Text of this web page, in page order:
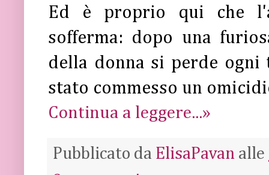
Ed è proprio qui che
sofferma: dopo una
della donna si perde ogni
stato commesso un
Continua a leggere...»
Pubblicato da ElisaPavan alle